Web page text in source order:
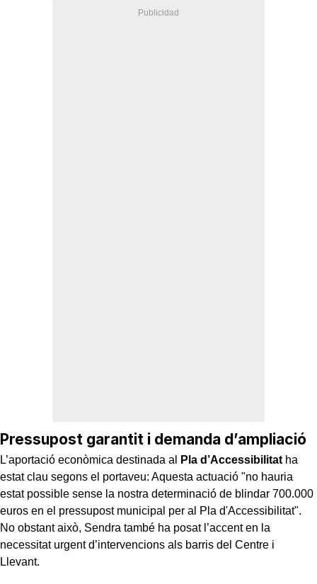
Pressupost garantit i demanda d’ampliació
L’aportació econòmica destinada al Pla d’Accessibilitat ha
estat clau segons el portaveu: Aquesta actuació "no hauria
estat possible sense la nostra determinació de blindar 700.000
euros en el pressupost municipal per al Pla d'Accessibilitat".
No obstant això, Sendra també ha posat l’accent en la
necessitat urgent d’intervencions als barris del Centre i
Llevant.